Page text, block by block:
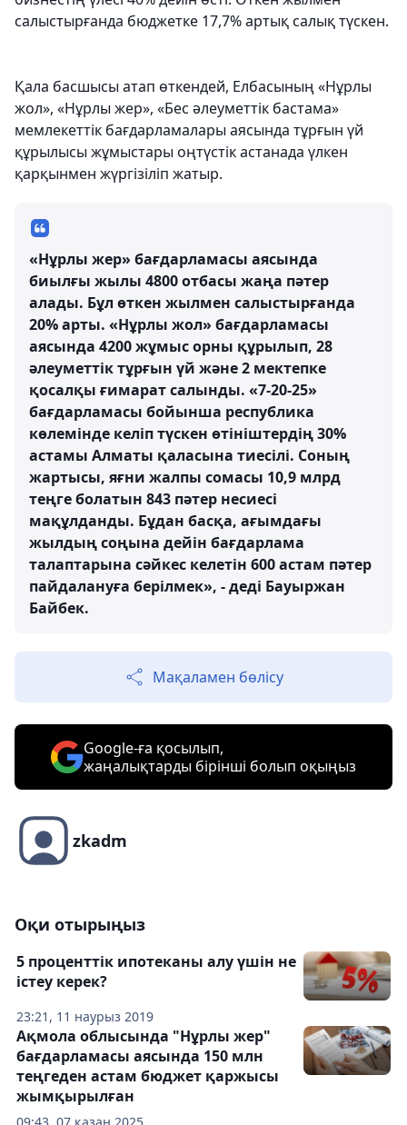
салыстырғанда бюджетке 17,7% артық салық түскен.
Қала басшысы атап өткендей, Елбасының «Нұрлы
жол», «Нұрлы жер», «Бес әлеуметтік бастама»
мемлекеттік бағдарламалары аясында тұрғын үй
құрылысы жұмыстары оңтүстік астанада үлкен
қарқынмен жүргізіліп жатыр.
«Нұрлы жер» бағдарламасы аясында
биылғы жылы 4800 отбасы жаңа пәтер
алады. Бұл өткен жылмен салыстырғанда
20% арты. «Нұрлы жол» бағдарламасы
аясында 4200 жұмыс орны құрылып, 28
әлеуметтік тұрғын үй және 2 мектепке
қосалқы ғимарат салынды. «7-20-25»
бағдарламасы бойынша республика
көлемінде келіп түскен өтініштердің 30%
астамы Алматы қаласына тиесілі. Соның
жартысы, яғни жалпы сомасы 10,9 млрд
теңге болатын 843 пәтер несиесі
мақұлданды. Бұдан басқа, ағымдағы
жылдың соңына дейін бағдарлама
талаптарына сәйкес келетін 600 астам пәтер
пайдалануға берілмек», - деді Бауыржан
Байбек.
Мақаламен бөлісу
Google-ға қосылып,
жаңалықтарды бірінші болып оқыңыз
zkadm
Оқи отырыңыз
23:21, 11 наурыз 2019
5 проценттік ипотеканы алу үшін не
істеу керек?
Ақмола облысында "Нұрлы жер"
бағдарламасы аясында 150 млн
теңгеден астам бюджет қаржысы
жымқырылған